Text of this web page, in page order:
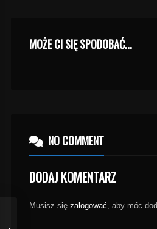
MOŻE CI SIĘ SPODOBAĆ...
NO COMMENT
DODAJ KOMENTARZ
Musisz się zalogować, aby móc